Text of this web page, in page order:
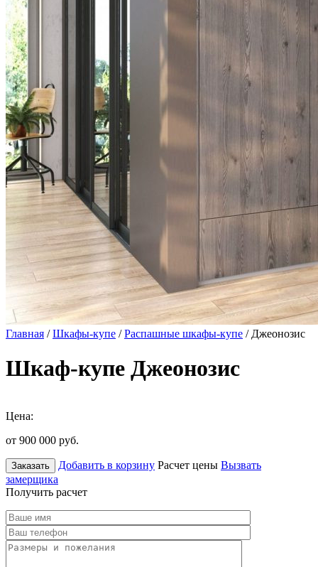
Главная /Шкафы-купе /Распашные шкафы-купе / Джеонозис
Шкаф-купе Джеонозис
Цена:
от 900 000 руб.
Заказать Добавить в корзину Расчет цены Вызвать
замерщика
Получить расчет